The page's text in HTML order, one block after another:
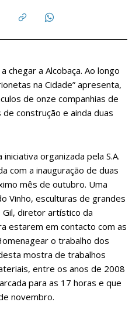
chegar a Alcobaça. Ao longo
na Cidade” apresenta,
de onze companhias de
construção e ainda duas
organizada pela S.A.
com a inauguração de duas
mês de outubro. Uma
Vinho, esculturas de grandes
Gil, diretor artístico da
estarem em contacto com as
o trabalho dos
mostra de trabalhos
entre os anos de 2008
para as 17 horas e que
novembro.